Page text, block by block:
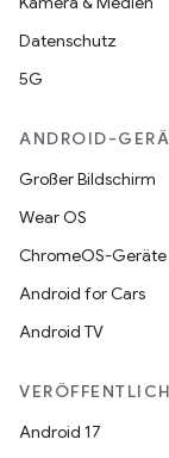
Datenschutz
5G
ANDROID-
Großer Bildschirm
Wear OS
ChromeOS-Geräte
Android for Cars
Android TV
Android 17